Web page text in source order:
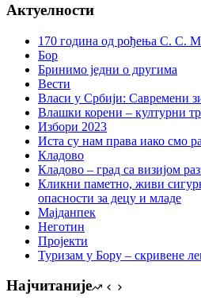
Актуелности
170 година од рођења С. С.
Бор
Бринимо једни о другима
Вести
Власи у Србији: Савремени
Влашки корени – културни
Избори 2023
Иста су нам права иако смо
Кладово
Кладово – град са визијом
Кликни паметно, живи
опасности за децу и младе
Мајданпек
Неготин
Пројекти
Туризам у Бору – скривене
Најчитаније